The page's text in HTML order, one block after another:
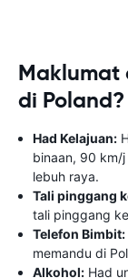
Maklumat
di Poland?
Had Kelajuan:
binaan, 90 km/
lebuh raya.
Tali pinggang
tali pinggang
Telefon Bimbit:
memandu di
Alkohol: Had